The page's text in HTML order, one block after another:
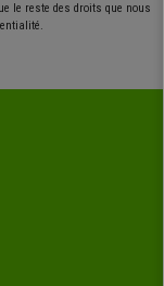
le reste des droits que nous